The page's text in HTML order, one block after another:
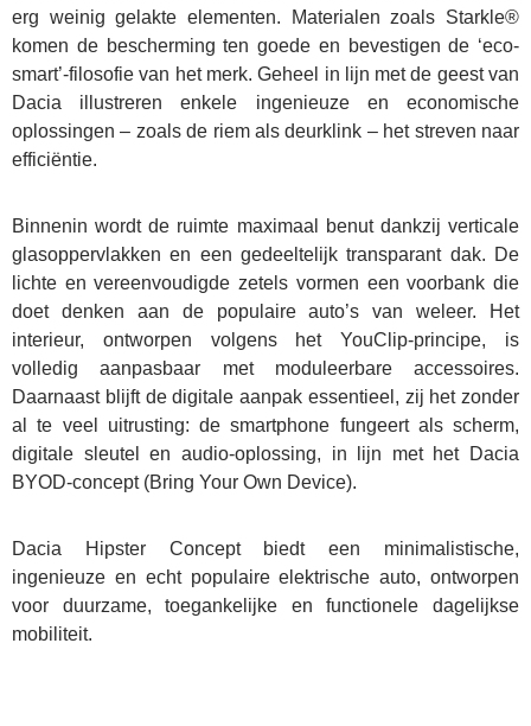
erg weinig gelakte elementen. Materialen zoals Starkle®
komen de bescherming ten goede en bevestigen de ‘eco-
smart’-filosofie van het merk. Geheel in lijn met de geest van
Dacia illustreren enkele ingenieuze en economische
oplossingen – zoals de riem als deurklink – het streven naar
efficiëntie.
Binnenin wordt de ruimte maximaal benut dankzij verticale
glasoppervlakken en een gedeeltelijk transparant dak. De
lichte en vereenvoudigde zetels vormen een voorbank die
doet denken aan de populaire auto’s van weleer. Het
interieur, ontworpen volgens het YouClip-principe, is
volledig aanpasbaar met moduleerbare accessoires.
Daarnaast blijft de digitale aanpak essentieel, zij het zonder
al te veel uitrusting: de smartphone fungeert als scherm,
digitale sleutel en audio-oplossing, in lijn met het Dacia
BYOD-concept (Bring Your Own Device).
Dacia Hipster Concept biedt een minimalistische,
ingenieuze en echt populaire elektrische auto, ontworpen
voor duurzame, toegankelijke en functionele dagelijkse
mobiliteit.